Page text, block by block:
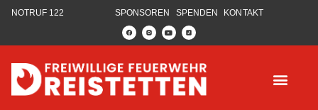
NOTRUF 122 SPONSOREN SPENDEN KONTAKT